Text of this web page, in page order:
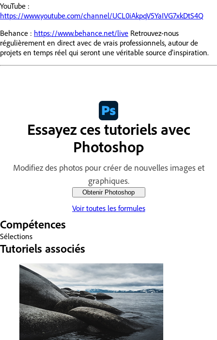
YouTube :
https://www.youtube.com/channel/UCL0iAkpqV5YaIVG7xkDtS4Q
Behance : https://www.behance.net/live Retrouvez-nous
régulièrement en direct avec de vrais professionnels, autour de
projets en temps réel qui seront une véritable source d’inspiration.
Essayez ces tutoriels avec
Photoshop
Modifiez des photos pour créer de nouvelles images et
graphiques.
Obtenir Photoshop
Voir toutes les formules
Compétences
Sélections
Tutoriels associés